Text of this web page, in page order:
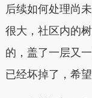
后续如何处理尚
很大，社区内的
的，盖了一层又
已经坏掉了，希